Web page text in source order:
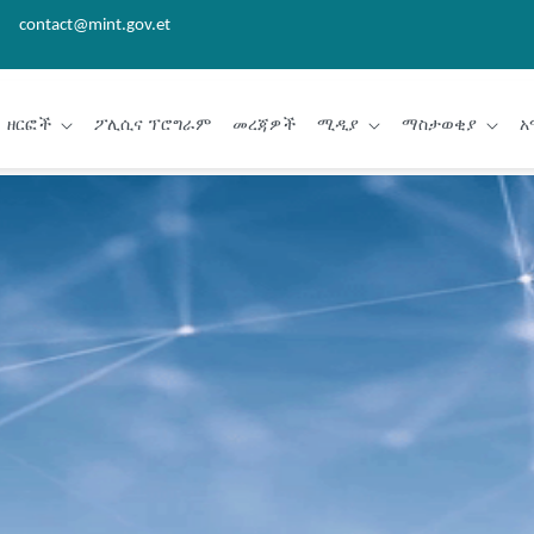
contact@mint.gov.et
ዘርፎች ፖሊሲና ፕሮግራም መረጃዎች ሚዲያ ማስታወቂያ